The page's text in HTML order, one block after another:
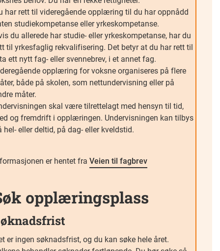
har rett til videregående opplæring til du har oppnådd
studiekompetanse eller yrkeskompetanse.
du allerede har studie- eller yrkeskompetanse, har du
til yrkesfaglig rekvalifisering. Det betyr at du har rett til
ett nytt fag- eller svennebrev, i et annet fag.
opplæring for voksne organiseres på flere
både på skolen, som nettundervisning eller på
måter.
skal være tilrettelagt med hensyn til tid,
og fremdrift i opplæringen. Undervisningen kan tilbys
hel- eller deltid, på dag- eller kveldstid.
er hentet fra Veien til fagbrev
opplæringsplass
er ingen søknadsfrist, og du kan søke hele året.